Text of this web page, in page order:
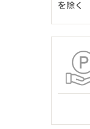
を除く